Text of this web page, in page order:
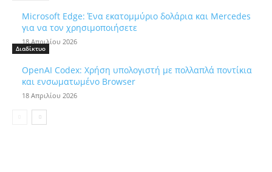
Microsoft Edge: Ένα εκατομμύριο δολάρια και Mercedes
για να τον χρησιμοποιήσετε
18 Απριλίου 2026
Διαδίκτυο
OpenAI Codex: Χρήση υπολογιστή με πολλαπλά ποντίκια
και ενσωματωμένο Browser
18 Απριλίου 2026